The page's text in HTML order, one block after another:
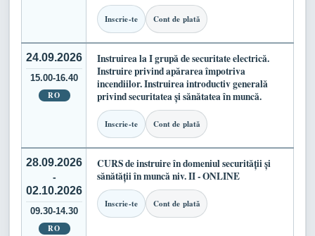
Inscrie-te Cont de plată
24.09.2026
15.00-16.40
RO
Instruirea la I grupă de securitate electrică.
Instruire privind apărarea împotriva
incendiilor. Instruirea introductiv generală
privind securitatea și sănătatea în muncă.
Inscrie-te Cont de plată
28.09.2026
-
02.10.2026
09.30-14.30
RO
CURS de instruire în domeniul securității și
sănătății în muncă niv. II - ONLINE
Inscrie-te Cont de plată